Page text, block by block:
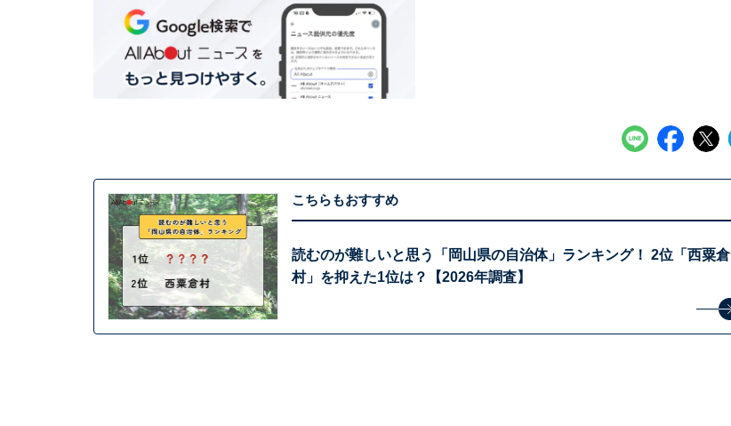
こちらもおすすめ
読むのが難しいと思う「岡山県の自治体」ランキング！ 2位「西粟倉
村」を抑えた1位は？【2026年調査】